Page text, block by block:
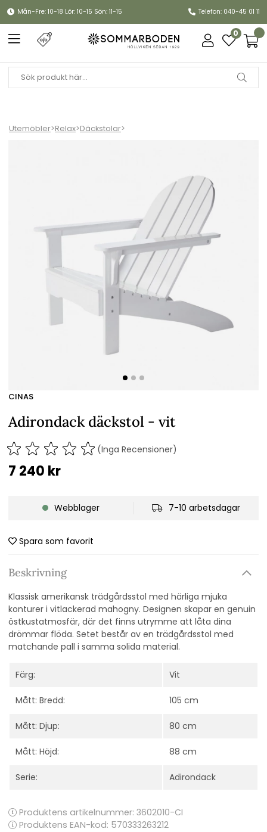
Mån-Fre: 10-18 Lör: 10-15 Sön: 11-15 Telefon: 040-45 01 11
0
Utemöbler>Relax>Däckstolar>
CINAS
Adirondack däckstol - vit
(Inga Recensioner)
7 240 kr
Webblager 7-10 arbetsdagar
Spara som favorit
Beskrivning
Klassisk amerikansk trädgårdsstol med härliga mjuka
konturer i vitlackerad mahogny. Designen skapar en genuin
östkustatmosfär, där det finns utrymme att låta dina
drömmar flöda. Setet består av en trädgårdsstol med
matchande pall i samma solida material.
Färg: Vit
Mått: Bredd: 105 cm
Mått: Djup: 80 cm
Mått: Höjd: 88 cm
Serie: Adirondack
Produktens artikelnummer: 3602010-CI
Produktens EAN-kod: 570333263212